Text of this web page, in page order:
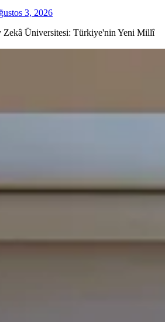
3, 2026
Üniversitesi: Türkiye'nin Yeni Millî